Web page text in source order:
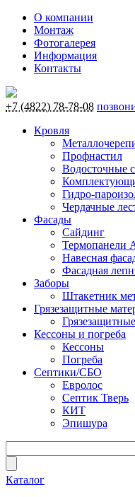
О компании
Монтаж
Фотогалерея
Информация
Контакты
+7 (4822) 78-78-08
Кровля
Профнастил
Водосточные
Гидро-
Чердачные
Фасады
Сайдинг
Термопанели
Навесная
Фасадная
Заборы
Штакетник
Грязезащитные
Кессоны и погреба
Кессоны
Погреба
Септики/СБО
Евролос
Септик Тверь
КИТ
Эпишура
Каталог